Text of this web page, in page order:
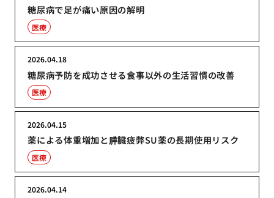
糖尿病で足が痛い原因の解明
医療
糖尿病予防を成功させる食事以外の生活習慣の改善
2026.04.18
医療
薬による体重増加と膵臓疲弊SU薬の長期使用リスク
2026.04.15
医療
2026.04.14